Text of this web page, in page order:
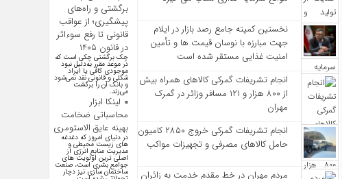
نخستین کمیته جامع رصد بازار در ایلام
جهت مبارزه با نوسان قیمت‌ ها و تأمین
امنیت غذایی مستقر شده است
انجام تشریفات گمرکی کالاهای همراه بیش
از ۸۰۰ هزار و ۱۲۱ مسافر وزائر در گمرک
مهران
انجام تشریفات گمرکی خروج ۲۸۵۰ کامیون
حامل کالاهای مصرفی و تجهیزات مواکب
مردم مهران در خط مقدم خدمت به زائران
برگشتی و راه‌های
پیشگیری؛ از عواقب
قانونی تا رفع سوءاثر
در قانون ۱۴۰۵
چک برگشتی چکی است که
در موعد مقرر به‌دلیل نبود
موجودی کافی یا ایراد
شکلی و قانونی نقد نمی‌شود
و بانک آن را برگشت
می‌زند.
لینکا ابزار
محاسباتی ضخامت
بهینه عایق الاستومری
در دنیای امروز که دغدغه
های زیست محیطی و
مدیریت منابع انرژی از
اصلی ترین اولویت های
جوامع بشری است، صنعت
ساختمان سازی نیز دچار